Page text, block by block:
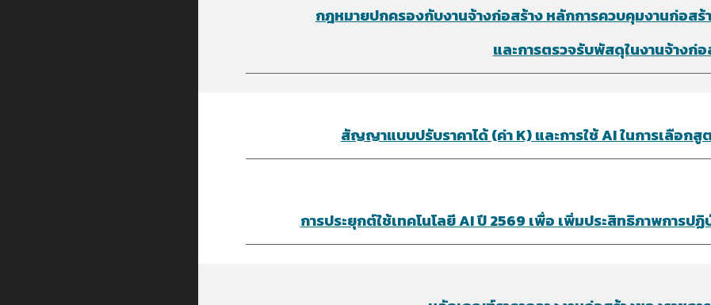
กฎหมายปกครองกับงานจ้างก่อสร้าง หลักการควบคุมงานก่อส
และการตรวจรับพัสดุในงานจ้างก่อ
สัญญาแบบปรับราคาได้ (ค่า K) และการใช้ AI ในการเลือก
การประยุกต์ใช้เทคโนโลยี AI ปี 2569 เพื่อ เพิ่มประสิทธิภาพการป